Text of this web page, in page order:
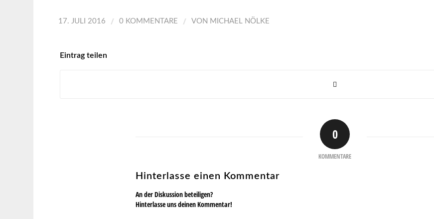
17. JULI 2016 / 0 KOMMENTARE / VON MICHAEL NÖLKE
Eintrag teilen
0
KOMMENTARE
Hinterlasse einen Kommentar
An der Diskussion beteiligen?
Hinterlasse uns deinen Kommentar!